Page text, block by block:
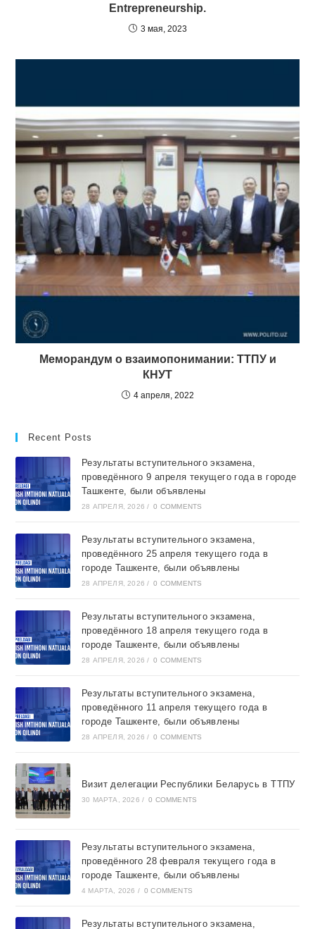
Entrepreneurship.
3 мая, 2023
Меморандум о взаимопонимании: ТТПУ и
КНУТ
4 апреля, 2022
Recent Posts
Результаты вступительного экзамена,
проведённого 9 апреля текущего года в городе
Ташкентe, были объявлены
28 АПРЕЛЯ, 2026 / 0 COMMENTS
Результаты вступительного экзамена,
проведённого 25 апреля текущего года в
городе Ташкентe, были объявлены
28 АПРЕЛЯ, 2026 / 0 COMMENTS
Результаты вступительного экзамена,
проведённого 18 апреля текущего года в
городе Ташкентe, были объявлены
28 АПРЕЛЯ, 2026 / 0 COMMENTS
Результаты вступительного экзамена,
проведённого 11 апреля текущего года в
городе Ташкентe, были объявлены
28 АПРЕЛЯ, 2026 / 0 COMMENTS
Визит делегации Республики Беларусь в ТТПУ
30 МАРТА, 2026 / 0 COMMENTS
Результаты вступительного экзамена,
проведённого 28 февраля текущего года в
городе Ташкентe, были объявлены
4 МАРТА, 2026 / 0 COMMENTS
Результаты вступительного экзамена,